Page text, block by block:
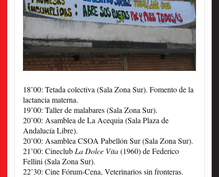
18’00: Tetada colectiva (Sala Zona Sur). Fomento de la
lactancia materna.
19’00: Taller de malabares (Sala Zona Sur).
20’00: Asamblea de La Acequia (Sala Plaza de
Andalucía Libre).
20’00: Asamblea CSOA Pabellón Sur (Sala Zona Sur).
21’00: Cineclub La Dolce Vita(1960) de Federico
Fellini (Sala Zona Sur).
22’30: Cine Fórum-Cena, Veterinarios sin fronteras.